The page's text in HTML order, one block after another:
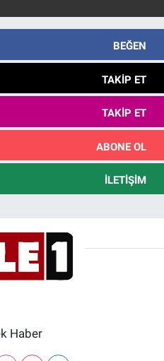
BEĞEN
TAKIP ET
TAKIP ET
ABONE OL
İLETIŞIM
Haber